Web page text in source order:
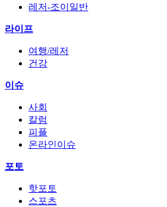
레저-조이일반
라이프
여행/레저
건강
이슈
사회
칼럼
피플
온라인이슈
포토
핫포토
스포츠